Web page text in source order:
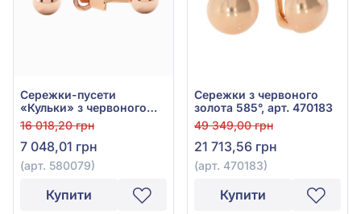
Сережки-пусети
«Кульки» з червоного
золота 585°, без вставки,
арт. 580079
16 018,20 грн
7 048,01 грн
(арт. 580079)
Купити
Сережки з червоного
золота 585°, арт. 470183
49 349,00 грн
21 713,56 грн
(арт. 470183)
Купити